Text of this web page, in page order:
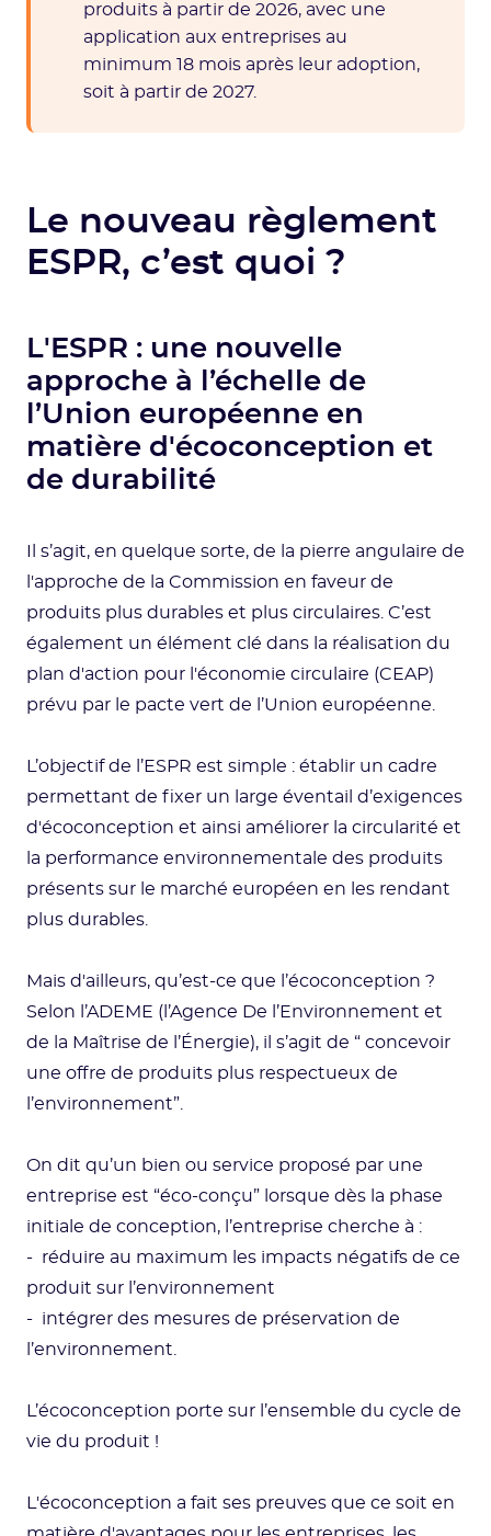
produits à partir de 2026, avec une
application aux entreprises au
minimum 18 mois après leur adoption,
soit à partir de 2027.
Le nouveau règlement
ESPR, c’est quoi ?
L'ESPR : une nouvelle
approche à l’échelle de
l’Union européenne en
matière d'écoconception et
de durabilité
Il s’agit, en quelque sorte, de la pierre angulaire de
l'approche de la Commission en faveur de
produits plus durables et plus circulaires. C’est
également un élément clé dans la réalisation du
plan d'action pour l'économie circulaire (CEAP)
prévu par le pacte vert de l’Union européenne.
L’objectif de l’ESPR est simple : établir un cadre
permettant de fixer un large éventail d’exigences
d'écoconception et ainsi améliorer la circularité et
la performance environnementale des produits
présents sur le marché européen en les rendant
plus durables.
Mais d'ailleurs, qu’est-ce que l’écoconception ?
Selon l’ADEME (l’Agence De l’Environnement et
de la Maîtrise de l’Énergie), il s’agit de “ concevoir
une offre de produits plus respectueux de
l’environnement”.
On dit qu’un bien ou service proposé par une
entreprise est “éco-conçu” lorsque dès la phase
initiale de conception, l’entreprise cherche à :
- réduire au maximum les impacts négatifs de ce
produit sur l’environnement
- intégrer des mesures de préservation de
l’environnement.
L’écoconception porte sur l’ensemble du cycle de
vie du produit !
L'écoconception a fait ses preuves que ce soit en